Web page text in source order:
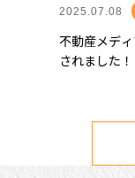
2025.07.08
不動産メデ
されました！